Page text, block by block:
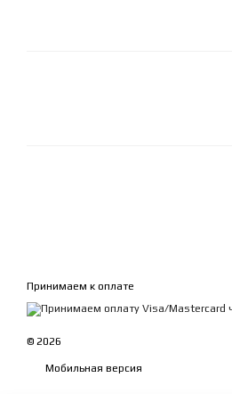
Принимаем к оплате
© 2026
Мобильная версия